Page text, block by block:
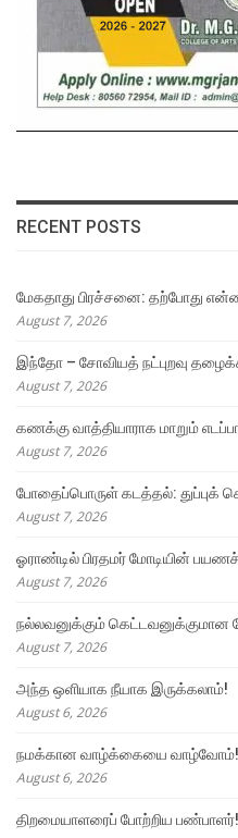
RECENT POSTS
மேகதாது பிரச்சனை: தற்போது
August 7, 2026
இந்தோ – சோவியத் நட்புறவு
August 7, 2026
கணக்கு வாத்தியாராக மாறும்
August 7, 2026
போதைப்பொருள் கடத்தல்: துப்புக்
August 7, 2026
ஓராண்டில் பிரதமர் மோடியின்
August 7, 2026
நல்லவனுக்கும் கெட்டவனுக்குமான
August 7, 2026
அந்த ஒளியாக நீயாக இருக்கலாம்!
August 6, 2026
நமக்கான வாழ்க்கையை வாழ்வோம்!
August 6, 2026
திறமையாளரைப் போற்றிய பண்பாளர்!